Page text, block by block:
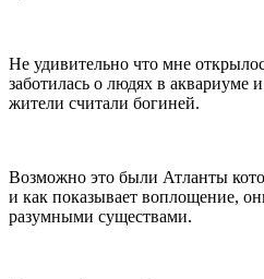
Не удивительно что мне
заботилась о людях в аквариуме
жители считали богиней.
Возможно это были Атланты
и как показывает воплощение,
разумными существами.